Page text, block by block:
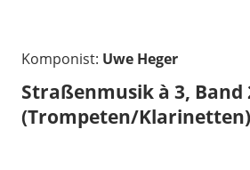
Komponist: Uwe Heger
Straßenmusik à 3, Band
(Trompeten/Klarinetten)